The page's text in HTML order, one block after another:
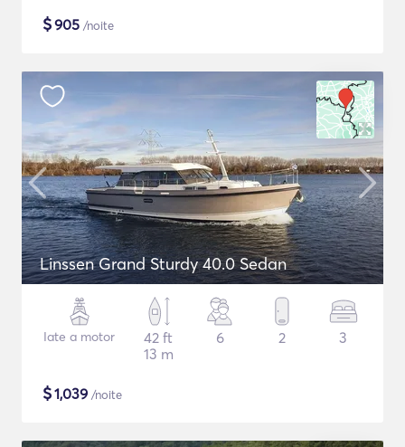
$905 /noite
Linssen Grand Sturdy 40.0 Sedan
Iate a motor
42 ft
13 m
6 2 3
$1,039 /noite